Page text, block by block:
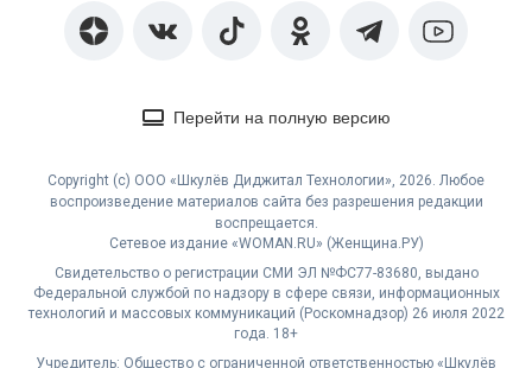
Перейти на полную версию
Copyright (с) ООО «Шкулёв Диджитал Технологии», 2026. Любое
воспроизведение материалов сайта без разрешения редакции
воспрещается.
Сетевое издание «WOMAN.RU» (Женщина.РУ)
Свидетельство о регистрации СМИ ЭЛ №ФС77-83680, выдано
Федеральной службой по надзору в сфере связи, информационных
технологий и массовых коммуникаций (Роскомнадзор) 26 июля 2022
года. 18+
Учредитель: Общество с ограниченной ответственностью «Шкулёв